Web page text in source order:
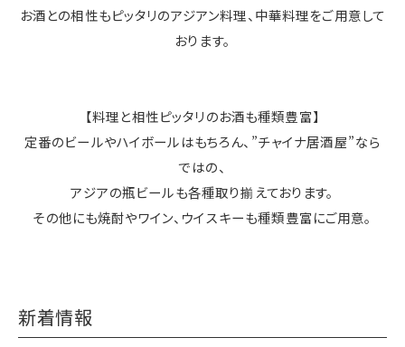
お酒との相性もピッタリのアジアン料理、中華料理をご用意して
おります。
【料理と相性ピッタリのお酒も種類豊富】
定番のビールやハイボールはもちろん、”チャイナ居酒屋”なら
ではの、
アジアの瓶ビールも各種取り揃えております。
その他にも焼酎やワイン、ウイスキーも種類豊富にご用意。
新着情報